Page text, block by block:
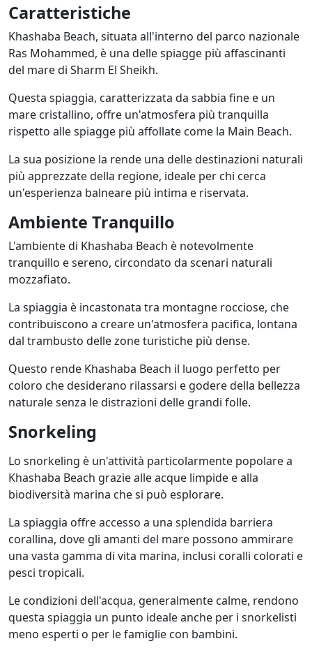
Caratteristiche
Khashaba Beach, situata all'interno del parco nazionale
Ras Mohammed, è una delle spiagge più affascinanti
del mare di Sharm El Sheikh.
Questa spiaggia, caratterizzata da sabbia fine e un
mare cristallino, offre un'atmosfera più tranquilla
rispetto alle spiagge più affollate come la Main Beach.
La sua posizione la rende una delle destinazioni naturali
più apprezzate della regione, ideale per chi cerca
un'esperienza balneare più intima e riservata.
Ambiente Tranquillo
L'ambiente di Khashaba Beach è notevolmente
tranquillo e sereno, circondato da scenari naturali
mozzafiato.
La spiaggia è incastonata tra montagne rocciose, che
contribuiscono a creare un'atmosfera pacifica, lontana
dal trambusto delle zone turistiche più dense.
Questo rende Khashaba Beach il luogo perfetto per
coloro che desiderano rilassarsi e godere della bellezza
naturale senza le distrazioni delle grandi folle.
Snorkeling
Lo snorkeling è un'attività particolarmente popolare a
Khashaba Beach grazie alle acque limpide e alla
biodiversità marina che si può esplorare.
La spiaggia offre accesso a una splendida barriera
corallina, dove gli amanti del mare possono ammirare
una vasta gamma di vita marina, inclusi coralli colorati e
pesci tropicali.
Le condizioni dell'acqua, generalmente calme, rendono
questa spiaggia un punto ideale anche per i snorkelisti
meno esperti o per le famiglie con bambini.